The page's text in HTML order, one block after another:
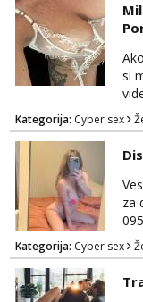
si
od
Kategorija: Cyber sex
za
NE
Kategorija: Cyber sex